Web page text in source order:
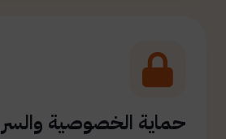
حماية الخصوصية